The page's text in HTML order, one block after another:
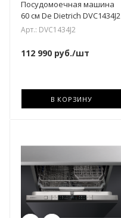
Посудомоечная машина
60 см De Dietrich DVC1434J2
Арт.: DVC1434J2
112 990 руб./шт
В КОРЗИНУ